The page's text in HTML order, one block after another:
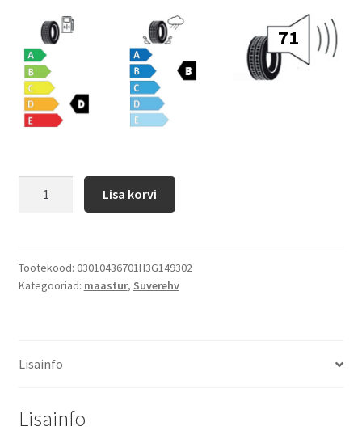
71
Lisa korvi
Tootekood: 03010436701H3G149302
Kategooriad: maastur, Suverehv
Lisainfo
Lisainfo